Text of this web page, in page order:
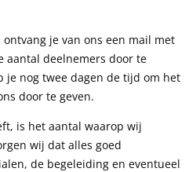
je van ons een mail met
aantal deelnemers door te
je nog twee dagen de tijd om het
door te geven.
is het aantal waarop wij
wij dat alles goed
de begeleiding en eventueel